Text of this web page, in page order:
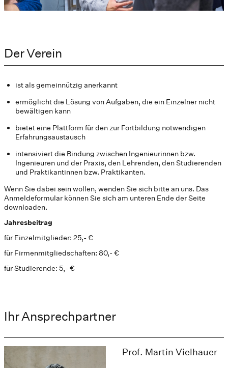
Der Verein
ist als gemeinnützig anerkannt
ermöglicht die Lösung von Aufgaben, die ein Einzelner nicht
bewältigen kann
bietet eine Plattform für den zur Fortbildung notwendigen
Erfahrungsaustausch
intensiviert die Bindung zwischen Ingenieurinnen bzw.
Ingenieuren und der Praxis, den Lehrenden, den Studierenden
und Praktikantinnen bzw. Praktikanten.
Wenn Sie dabei sein wollen, wenden Sie sich bitte an uns. Das
Anmeldeformular können Sie sich am unteren Ende der Seite
downloaden.
Jahresbeitrag
für Einzelmitglieder: 25,- €
für Firmenmitgliedschaften: 80,- €
für Studierende: 5,- €
Ihr Ansprechpartner
Prof. Martin Vielhauer